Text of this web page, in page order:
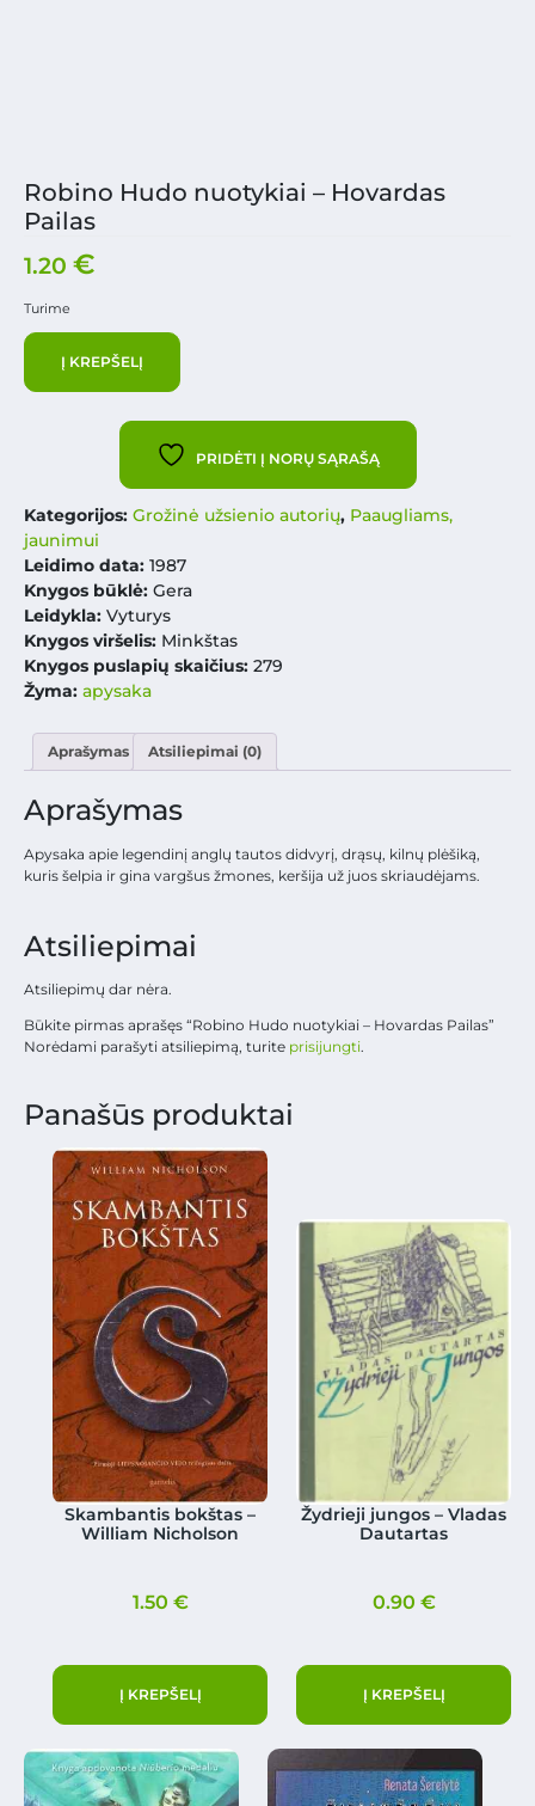
Robino Hudo nuotykiai – Hovardas
Pailas
1.20 €
Turime
Į KREPŠELĮ
PRIDĖTI Į NORŲ SĄRAŠĄ
Kategorijos: Grožinė užsienio autorių, Paaugliams,
jaunimui
Leidimo data: 1987
Knygos būklė: Gera
Leidykla: Vyturys
Knygos viršelis: Minkštas
Knygos puslapių skaičius: 279
Žyma: apysaka
Aprašymas Atsiliepimai (0)
Aprašymas
Apysaka apie legendinį anglų tautos didvyrį, drąsų, kilnų plėšiką,
kuris šelpia ir gina vargšus žmones, keršija už juos skriaudėjams.
Atsiliepimai
Atsiliepimų dar nėra.
Būkite pirmas aprašęs “Robino Hudo nuotykiai – Hovardas Pailas”
Norėdami parašyti atsiliepimą, turite prisijungti.
Panašūs produktai
Skambantis bokštas –
William Nicholson
1.50 €
Į KREPŠELĮ
Žydrieji jungos – Vladas
Dautartas
0.90 €
Į KREPŠELĮ